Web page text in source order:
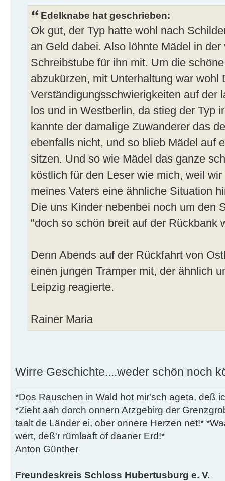
Edelknabe hat geschrieben:
Ok gut, der Typ hatte wohl nach
an Geld dabei. Also löhnte Mädel in
Schreibstube für ihn mit. Um die
abzukürzen, mit Unterhaltung war wohl
Verständigungsschwierigkeiten auf der
los und in Westberlin, da stieg der Typ
kannte der damalige Zuwanderer das
ebenfalls nicht, und so blieb Mädel auf
sitzen. Und so wie Mädel das ganze
köstlich für den Leser wie mich, weil
meines Vaters eine ähnliche Situation
Die uns Kinder nebenbei noch um den
"doch so schön breit auf der Rückbank
Denn Abends auf der Rückfahrt von
einen jungen Tramper mit, der ähnlich
Leipzig reagierte.
Rainer Maria
Wirre Geschichte....weder schön noch
*Dos Rauschen in Wald hot mir'sch ageta, deß
*Zieht aah dorch onnern Arzgebirg der
taalt de Länder ei, ober onnere Herzen net!*
wert, deß'r rümlaaft of daaner Erd!*
Anton Günther
Freundeskreis Schloss Hubertusburg e. V.